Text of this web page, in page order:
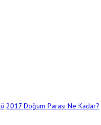
2017 Doğum Parası Ne Kadar?